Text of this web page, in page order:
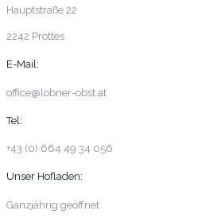
Hauptstraße 22
2242 Prottes
E-Mail:
office@lobner-obst.at
Tel:
+43 (0) 664 49 34 056
Unser Hofladen:
Ganzjährig geöffnet